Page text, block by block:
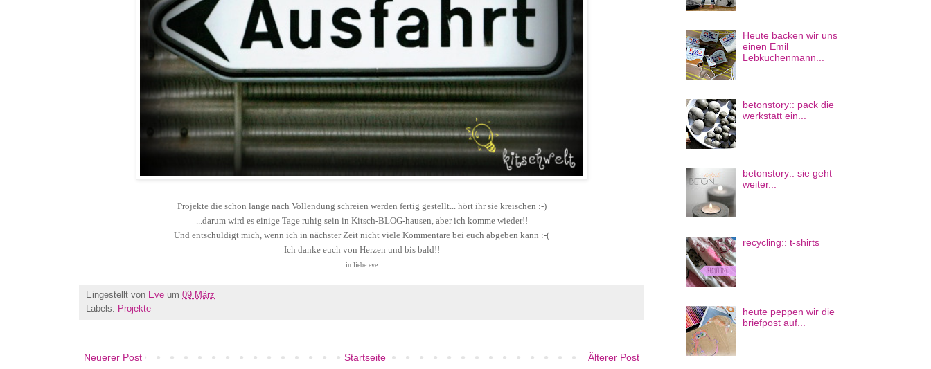
Projekte die schon lange nach Vollendung schreien werden fertig gestellt... hört ihr sie kreischen :-)
...darum wird es einige Tage ruhig sein in Kitsch-BLOG-hausen, aber ich komme wieder!!
Und entschuldigt mich, wenn ich in nächster Zeit nicht viele Kommentare bei euch abgeben kann :-(
Ich danke euch von Herzen und bis bald!!
in liebe eve
Eingestellt von Eve um 09 März
Labels: Projekte
Neuerer Post Älterer Post
Startseite
Heute backen wir uns
einen Emil
Lebkuchenmann...
betonstory:: pack die
werkstatt ein...
betonstory:: sie geht
weiter...
recycling:: t-shirts
heute peppen wir die
briefpost auf...